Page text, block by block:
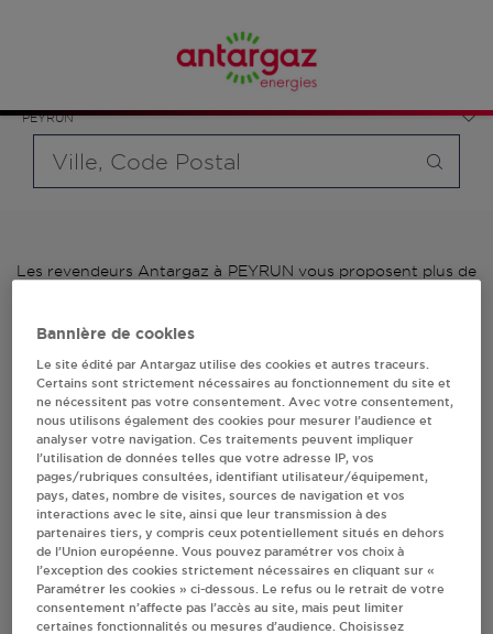
PEYRUN
bouteille souhaité et le type de point de vente (revendeur /
distributeur automatique de bouteilles de gaz ou station GPL
carburant)
Les revendeurs Antargaz à PEYRUN vous proposent plus de
Antargaz à PEYRUN, l'adresse, le numéro de téléphone de
votre stations GPL ou distributeurs de bouteilles de gaz.
1 revendeur(s) Antargaz
à PEYRUN
Villes
CAZABAT NADIA PEYRUN
50 ROUTE DU MIDI
Bannière de cookies
Le site édité par Antargaz utilise des cookies et autres traceurs.
Certains sont strictement nécessaires au fonctionnement du site et
ne nécessitent pas votre consentement. Avec votre consentement,
nous utilisons également des cookies pour mesurer l’audience et
analyser votre navigation. Ces traitements peuvent impliquer
l’utilisation de données telles que votre adresse IP, vos
pages/rubriques consultées, identifiant utilisateur/équipement,
pays, dates, nombre de visites, sources de navigation et vos
interactions avec le site, ainsi que leur transmission à des
partenaires tiers, y compris ceux potentiellement situés en dehors
de l’Union européenne. Vous pouvez paramétrer vos choix à
l’exception des cookies strictement nécessaires en cliquant sur «
Paramétrer les cookies » ci-dessous. Le refus ou le retrait de votre
consentement n’affecte pas l’accès au site, mais peut limiter
certaines fonctionnalités ou mesures d’audience. Choisissez